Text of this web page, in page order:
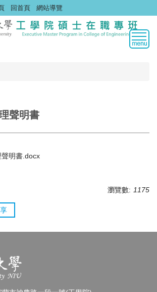
回首頁 網站導覽
聲明書
明書.docx
瀏覽數: 1175